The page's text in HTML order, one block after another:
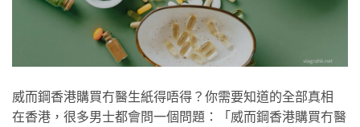
威而鋼香港購買冇醫生紙得唔得？你需要知道的全部真相
在香港，很多男士都會問一個問題：「威而鋼香港購買冇醫